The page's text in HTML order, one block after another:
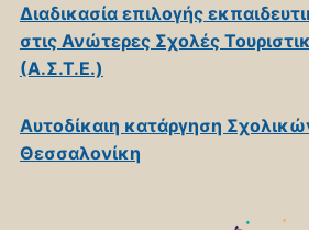
Διαδικασία επιλογής
στις Ανώτερες Σχολές
(Α.Σ.Τ.Ε.)
Αυτοδίκαιη κατάργηση
Θεσσαλονίκη